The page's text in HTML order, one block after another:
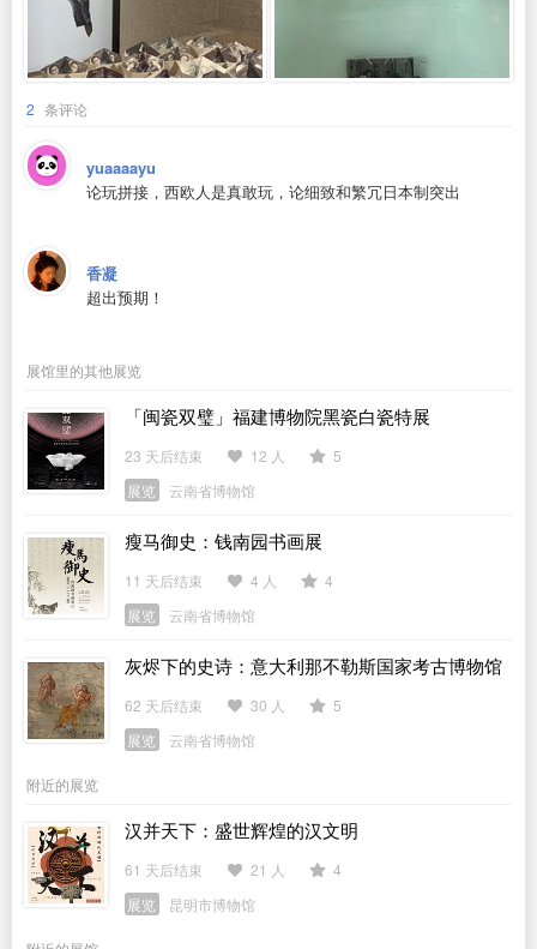
2 条评论
yuaaaayu
论玩拼接，西欧人是真敢玩，论细致和繁冗日本制突出
香凝
超出预期！
展馆里的其他展览
「闽瓷双璧」福建博物院黑瓷白瓷特展
23 天后结束 12 人
5
展览
云南省博物馆
瘦马御史：钱南园书画展
11 天后结束 4 人
4
展览
云南省博物馆
灰烬下的史诗：意大利那不勒斯国家考古博物馆
馆藏庞贝文物展
62 天后结束 30 人
5
展览
云南省博物馆
附近的展览
汉并天下：盛世辉煌的汉文明
61 天后结束 21 人
4
展览
昆明市博物馆